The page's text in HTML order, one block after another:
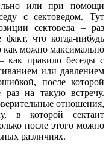
или при помощи
с сектоведом. Тут
сектоведа – раз
что когда-нибудь
как можно максимально
как правило беседы с
или давлением
после которой
раз на такую встречу.
отношения,
в которой сектант
после этого можно
различиях.